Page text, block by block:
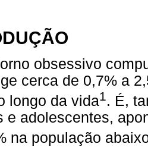
obsessivo
cerca de 0,7% a
longo da vida1. É,
e adolescentes,
na população